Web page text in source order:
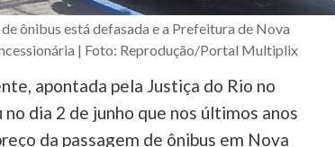
ônibus está defasada e a Prefeitura de Nova
| Foto: Reprodução/Portal Multiplix
apontada pela Justiça do Rio no
dia 2 de junho que nos últimos anos
da passagem de ônibus em Nova